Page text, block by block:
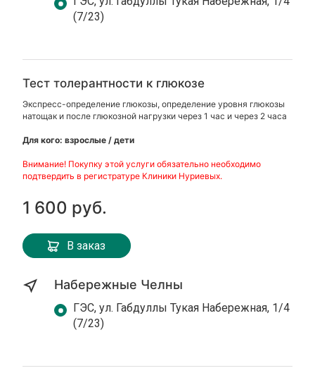
(7/23)
Тест толерантности к глюкозе
Экспресс-определение глюкозы, определение уровня глюкозы
натощак и после глюкозной нагрузки через 1 час и через 2 часа
Для кого: взрослые / дети
Внимание! Покупку этой услуги обязательно необходимо
подтвердить в регистратуре Клиники Нуриевых.
1 600 руб.
В заказ
Набережные Челны
ГЭС, ул. Габдуллы Тукая Набережная, 1/4
(7/23)